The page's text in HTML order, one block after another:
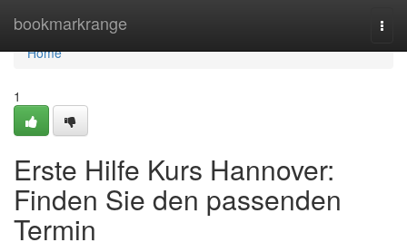
bookmarkrange
Home
Home
1
Erste Hilfe Kurs Hannover:
Finden Sie den passenden
Termin